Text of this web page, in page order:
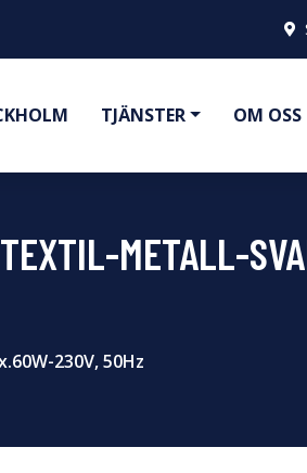
TJÄNSTER OM OSS
METALL-
230V, 50Hz